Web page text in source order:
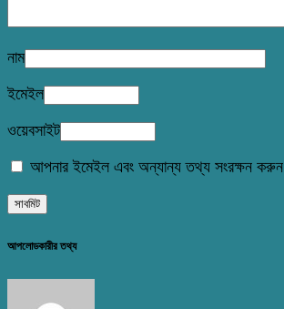
নাম
ইমেইল
ওয়েবসাইট
আপনার ইমেইল এবং অন্যান্য তথ্য সংরক্ষন করুন
আপলোডকারীর তথ্য